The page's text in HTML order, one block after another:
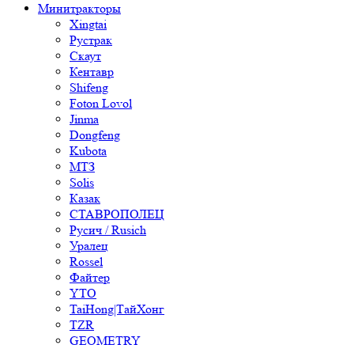
Минитракторы
Xingtai
Рустрак
Скаут
Кентавр
Shifeng
Foton Lovol
Jinma
Dongfeng
Kubota
МТЗ
Solis
Казак
СТАВРОПОЛЕЦ
Русич / Rusich
Уралец
Rossel
Файтер
YTO
TaiHong|ТайХонг
TZR
GEOMETRY